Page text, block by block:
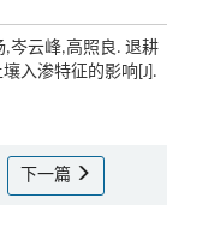
岑云峰,高照良. 退耕
入渗特征的影响[J].
下一篇